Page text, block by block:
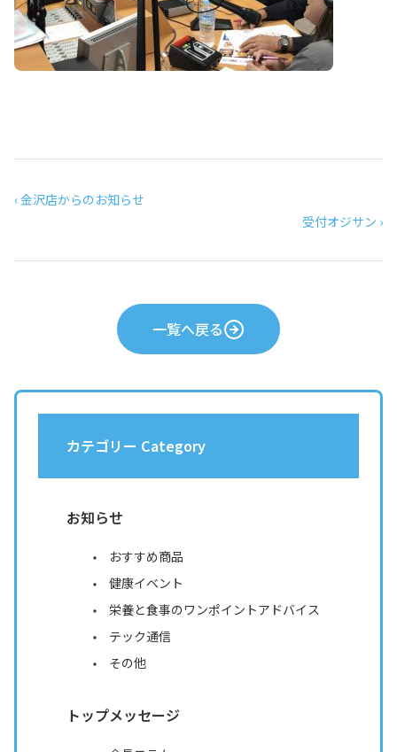
‹ 金沢店からのお知らせ
受付オジサン ›
一覧へ戻る
カテゴリー Category
お知らせ
おすすめ商品
健康イベント
栄養と食事のワンポイントアドバイス
テック通信
その他
トップメッセージ